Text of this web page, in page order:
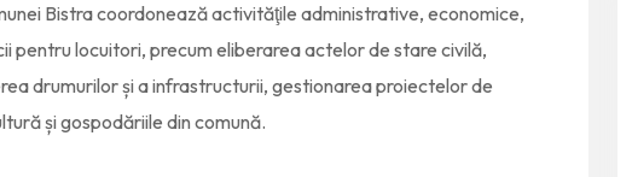
Bistra coordonează activităţile administrative, economice,
pentru locuitori, precum eliberarea actelor de stare civilă,
drumurilor și a infrastructurii, gestionarea proiectelor de
și gospodăriile din comună.